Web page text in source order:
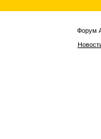
Форум